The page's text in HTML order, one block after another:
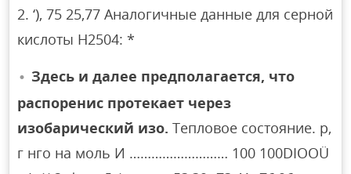
2. ‘), 75 25,77 Аналогичные данные для серной
кислоты H2504: *
Здесь и далее предполагается, что
распоренис протекает через
изобарический изо. Тепловое состояние. р,
г нго на моль И ……………………… 100 100DIOOÜ